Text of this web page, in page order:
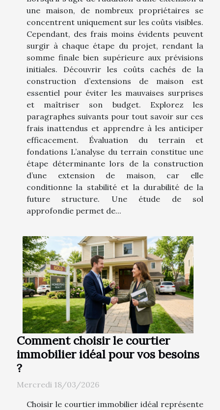
une maison, de nombreux propriétaires se
concentrent uniquement sur les coûts visibles.
Cependant, des frais moins évidents peuvent
surgir à chaque étape du projet, rendant la
somme finale bien supérieure aux prévisions
initiales. Découvrir les coûts cachés de la
construction d’extensions de maison est
essentiel pour éviter les mauvaises surprises
et maîtriser son budget. Explorez les
paragraphes suivants pour tout savoir sur ces
frais inattendus et apprendre à les anticiper
efficacement. Évaluation du terrain et
fondations L’analyse du terrain constitue une
étape déterminante lors de la construction
d’une extension de maison, car elle
conditionne la stabilité et la durabilité de la
future structure. Une étude de sol
approfondie permet de...
Comment choisir le courtier
immobilier idéal pour vos besoins
?
Mercredi 18/03/2026
Choisir le courtier immobilier idéal représente